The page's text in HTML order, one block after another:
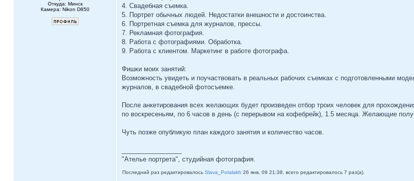
Откуда: Минск
Камера: Nikon D850
4. Свадебная съемка.
5. Портрет обычных людей. Недостатки внешности и достоинства.
6. Портретная съемка для журналов, прессы.
7. Рекламная фотография.
8. Работа с фотографиями. Обработка.
9. Работа с клиентом. Маркетинг в работе фотографа.
Фишки моих занятий:
Возможность увидеть и поучаствовать в реальных рабочих съемках с подготовленными
журналов, в свадебной фотосъемке.
После анкетирования всех желающих будет произведен отбор троих человек для
по воскресеньям, по 6 часов в день (с перерывом на кофебрейк), 1.5 месяца. Желающие
Чуть позже опубликую план каждого занятия и количество часов.
"Ателье портрета", студийная фотография.
Последний раз редактировалось Slava_Potalakh 26 янв, 09 21:38, всего редактировалось 7 раз(а).